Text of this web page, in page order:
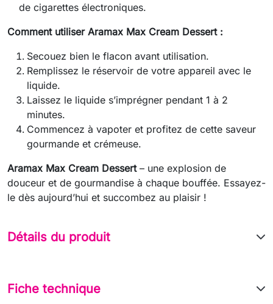
de cigarettes électroniques.
Comment utiliser Aramax Max Cream Dessert :
Secouez bien le flacon avant utilisation.
Remplissez le réservoir de votre appareil avec le
liquide.
Laissez le liquide s’imprégner pendant 1 à 2
minutes.
Commencez à vapoter et profitez de cette saveur
gourmande et crémeuse.
Aramax Max Cream Dessert– une explosion de
douceur et de gourmandise à chaque bouffée. Essayez-
le dès aujourd’hui et succombez au plaisir !
Détails du produit
Fiche technique